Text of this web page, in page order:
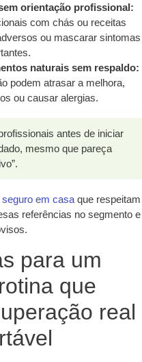
orientação profissional:
com chás ou receitas
ou mascarar sintomas
naturais sem respaldo:
podem atrasar a melhora,
ou causar alergias.
antes de iniciar
mesmo que pareça
em casa que respeitam
referências no segmento e
para um
que
real